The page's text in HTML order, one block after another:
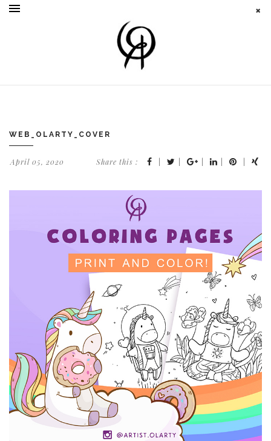
WEB_OLARTY_COVER
April 05, 2020 Share this :